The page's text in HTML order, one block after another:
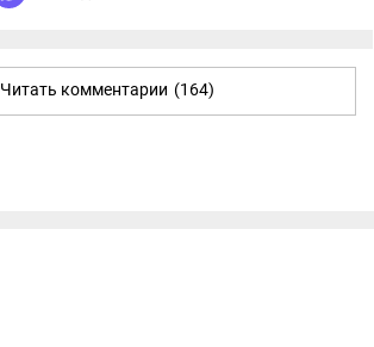
Читать комментарии (164)